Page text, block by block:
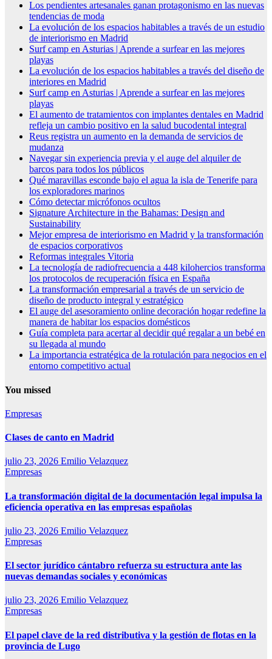
Los pendientes artesanales ganan protagonismo en las nuevas
tendencias de moda
La evolución de los espacios habitables a través de un estudio
de interiorismo en Madrid
Surf camp en Asturias | Aprende a surfear en las mejores
playas
La evolución de los espacios habitables a través del diseño de
interiores en Madrid
Surf camp en Asturias | Aprende a surfear en las mejores
playas
El aumento de tratamientos con implantes dentales en Madrid
refleja un cambio positivo en la salud bucodental integral
Reus registra un aumento en la demanda de servicios de
mudanza
Navegar sin experiencia previa y el auge del alquiler de
barcos para todos los públicos
Qué maravillas esconde bajo el agua la isla de Tenerife para
los exploradores marinos
Cómo detectar micrófonos ocultos
Signature Architecture in the Bahamas: Design and
Sustainability
Mejor empresa de interiorismo en Madrid y la transformación
de espacios corporativos
Reformas integrales Vitoria
La tecnología de radiofrecuencia a 448 kilohercios transforma
los protocolos de recuperación física en España
La transformación empresarial a través de un servicio de
diseño de producto integral y estratégico
El auge del asesoramiento online decoración hogar redefine la
manera de habitar los espacios domésticos
Guía completa para acertar al decidir qué regalar a un bebé en
su llegada al mundo
La importancia estratégica de la rotulación para negocios en el
entorno competitivo actual
You missed
Empresas
Clases de canto en Madrid
julio 23, 2026 Emilio Velazquez
Empresas
La transformación digital de la documentación legal impulsa la
eficiencia operativa en las empresas españolas
julio 23, 2026 Emilio Velazquez
Empresas
El sector jurídico cántabro refuerza su estructura ante las
nuevas demandas sociales y económicas
julio 23, 2026 Emilio Velazquez
Empresas
El papel clave de la red distributiva y la gestión de flotas en la
provincia de Lugo